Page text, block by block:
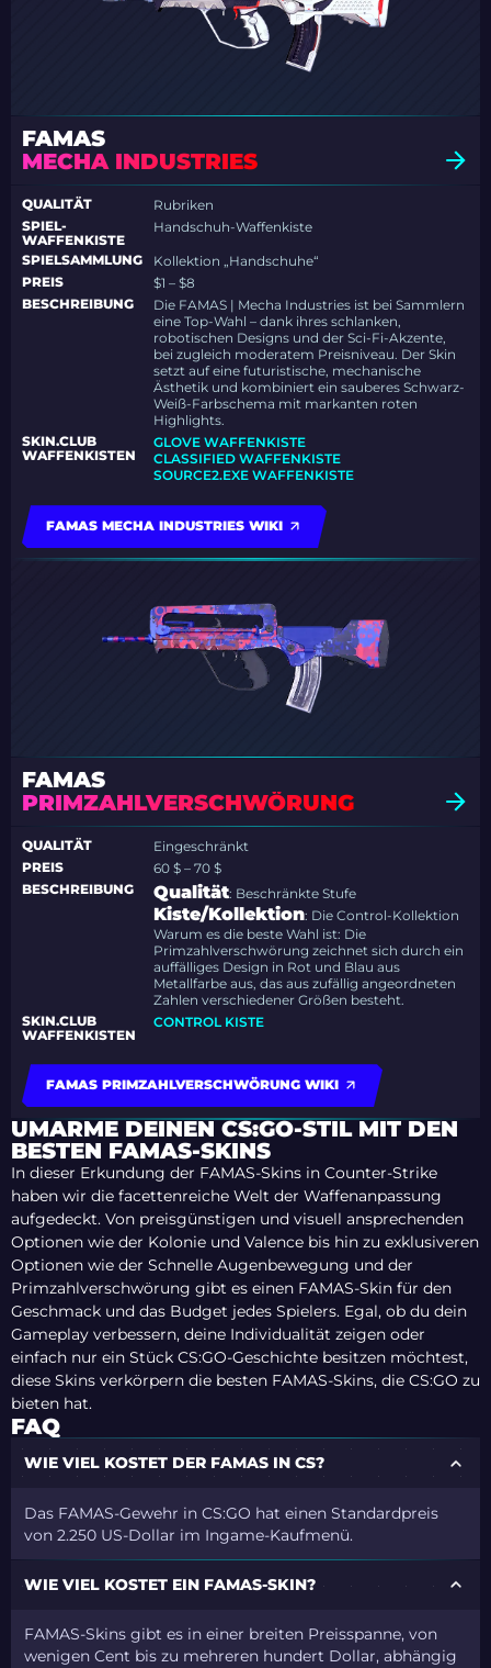
FAMAS
MECHA INDUSTRIES
QUALITÄT
Rubriken
SPIEL-
WAFFENKISTE
Handschuh-Waffenkiste
SPIELSAMMLUNG
Kollektion „Handschuhe“
PREIS
$1 – $8
BESCHREIBUNG
Die FAMAS | Mecha Industries ist bei Sammlern
eine Top-Wahl – dank ihres schlanken,
robotischen Designs und der Sci-Fi-Akzente,
bei zugleich moderatem Preisniveau. Der Skin
setzt auf eine futuristische, mechanische
Ästhetik und kombiniert ein sauberes Schwarz-
Weiß-Farbschema mit markanten roten
Highlights.
SKIN.CLUB
WAFFENKISTEN
GLOVE WAFFENKISTE
CLASSIFIED WAFFENKISTE
SOURCE2.EXE WAFFENKISTE
FAMAS MECHA INDUSTRIES WIKI
FAMAS
PRIMZAHLVERSCHWÖRUNG
QUALITÄT
Eingeschränkt
PREIS
60 $ – 70 $
BESCHREIBUNG
Qualität: Beschränkte Stufe
Kiste/Kollektion: Die Control-Kollektion
Warum es die beste Wahl ist: Die
Primzahlverschwörung zeichnet sich durch ein
auffälliges Design in Rot und Blau aus
Metallfarbe aus, das aus zufällig angeordneten
Zahlen verschiedener Größen besteht.
SKIN.CLUB
WAFFENKISTEN
CONTROL KISTE
FAMAS PRIMZAHLVERSCHWÖRUNG WIKI
UMARME DEINEN CS:GO-STIL MIT DEN
BESTEN FAMAS-SKINS
In dieser Erkundung der FAMAS-Skins in Counter-Strike
haben wir die facettenreiche Welt der Waffenanpassung
aufgedeckt. Von preisgünstigen und visuell ansprechenden
Optionen wie der Kolonie und Valence bis hin zu exklusiveren
Optionen wie der Schnelle Augenbewegung und der
Primzahlverschwörung gibt es einen FAMAS-Skin für den
Geschmack und das Budget jedes Spielers. Egal, ob du dein
Gameplay verbessern, deine Individualität zeigen oder
einfach nur ein Stück CS:GO-Geschichte besitzen möchtest,
diese Skins verkörpern die besten FAMAS-Skins, die CS:GO zu
bieten hat.
FAQ
WIE VIEL KOSTET DER FAMAS IN CS?
Das FAMAS-Gewehr in CS:GO hat einen Standardpreis
von 2.250 US-Dollar im Ingame-Kaufmenü.
WIE VIEL KOSTET EIN FAMAS-SKIN?
FAMAS-Skins gibt es in einer breiten Preisspanne, von
wenigen Cent bis zu mehreren hundert Dollar, abhängig